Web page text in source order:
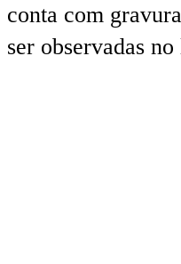
conta com
ser observadas